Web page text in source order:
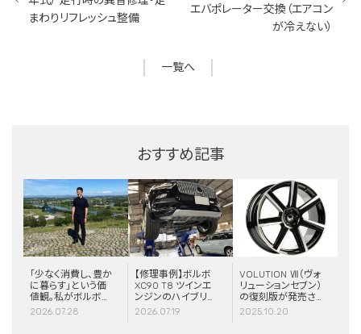
まわりリフレッシュ整備
一覧へ
エバポレーター交換（エアコン
が冷えない）
おすすめ記事
「少なく消費し、豊か
に暮らす」という価
値観。私がボルボと
スウェーデンに惹か
2026.07.28
【修理事例】ボルボ
XC90 T8 ツインエ
ンジンのハイブリッ
ドシステム故障・
2026.07.19
VOLUTION Ⅶ（ヴォ
リューションセブン）
の復刻版が発売さ
れました！
2025.10.20